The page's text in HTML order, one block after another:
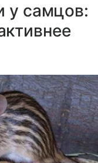
у самцов: